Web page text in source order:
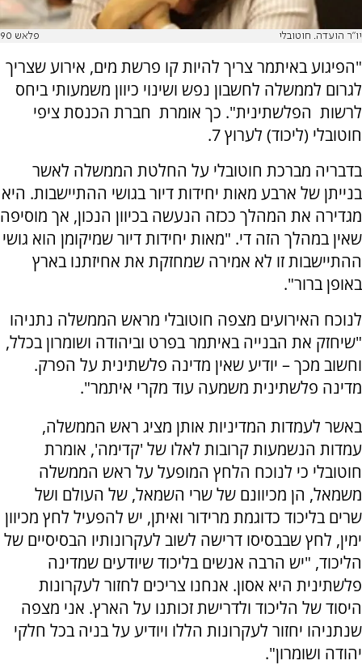
יו"ר הועדה. חוטובלי פלאש 90
"הפיגוע באיתמר צריך להיות קו פרשת מים, אירוע שצריך
לגרום לממשלה לחשבון נפש ושינוי כיוון משמעותי ביחס
לרשות הפלשתינית". כך אומרת חברת הכנסת ציפי
חוטובלי (ליכוד) לערוץ 7.
בדבריה מברכת חוטובלי על החלטת הממשלה לאשר
בנייתן של ארבע מאות יחידות דיור בגושי ההתיישבות. היא
מגדירה את המהלך ככזה הנעשה בכיוון הנכון, אך מוסיפה
שאין במהלך הזה די. "מאות יחידות דיור שמיקומן הוא גושי
ההתיישבות זו לא אמירה שמחזקת את אחיזתנו בארץ
באופן ברור".
לנוכח האירועים מצפה חוטובלי מראש הממשלה נתניהו
"שיחזק את הבנייה באיתמר בפרט וביהודה ושומרון בכלל,
וחשוב מכך – יודיע שאין מדינה פלשתינית על הפרק.
מדינה פלשתינית משמעה עוד מקרי איתמר".
באשר לעמדות המדיניות אותן מציג ראש הממשלה,
עמדות הנשמעות קרובות לאלו של 'קדימה', אומרת
חוטובלי כי לנוכח הלחץ המופעל על ראש הממשלה
משמאל, הן מכיוונם של שרי השמאל, של העולם ושל
שרים בליכוד כדוגמת מרידור ואיתן, יש להפעיל לחץ מכיוון
ימין, לחץ שבבסיסו דרישה לשוב לעקרונותיו הבסיסיים של
הליכוד, "יש הרבה אנשים בליכוד שיודעים שמדינה
פלשתינית היא אסון. אנחנו צריכים לחזור לעקרונות
היסוד של הליכוד ולדרישת זכותנו על הארץ. אני מצפה
שנתניהו יחזור לעקרונות הללו ויודיע על בניה בכל חלקי
יהודה ושומרון".